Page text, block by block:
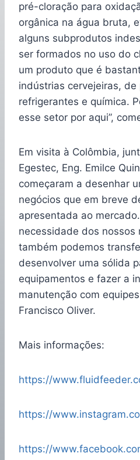
pré-cloração para
orgânica na água bruta,
alguns subprodutos
ser formados no uso do
um produto que é
indústrias cervejeiras, de
refrigerantes e química.
esse setor por aqui”,
Em visita à Colômbia,
Egestec, Eng. Emilce
começaram a desenhar
negócios que em breve
apresentada ao
necessidade dos nossos
também podemos
desenvolver uma sólida
equipamentos e fazer a
manutenção com
Francisco Oliver.
Mais informações:
https://
https://
https://